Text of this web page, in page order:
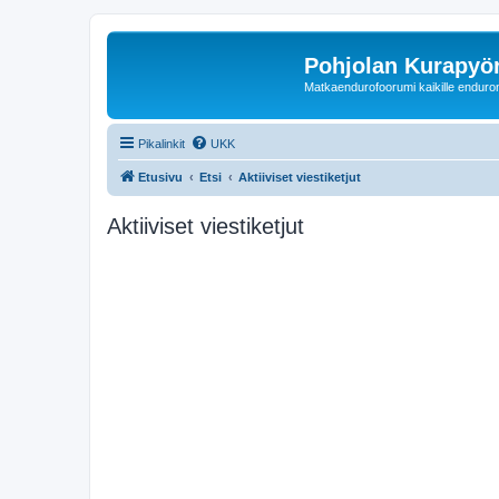
Pohjolan
Matkaendurofoorumi kaikille
Pikalinkit UKK
Etusivu Etsi Aktiiviset viestiketjut
Aktiiviset viestiketjut